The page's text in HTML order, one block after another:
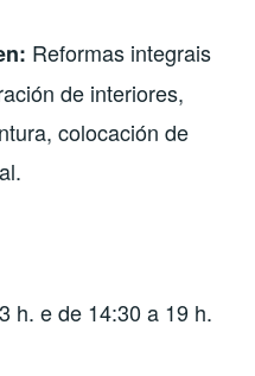
Reformas integrais
de interiores,
colocación de
h. e de 14:30 a 19 h.